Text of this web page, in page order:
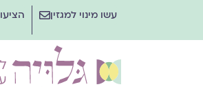
עשו מינוי למגזין